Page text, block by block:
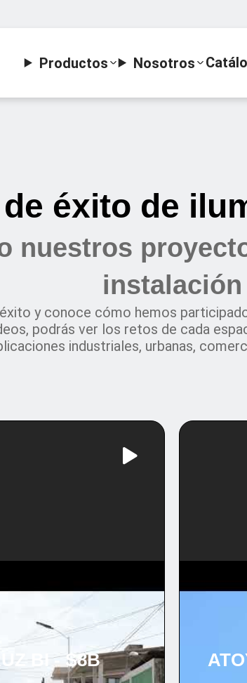
Productos Nosotros
éxito de
nuestros
instalación
y conoce cómo hemos
podrás ver los retos de cada
industriales, urbanas,
BI - S8B